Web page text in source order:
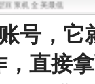
最低
号，它
，直接